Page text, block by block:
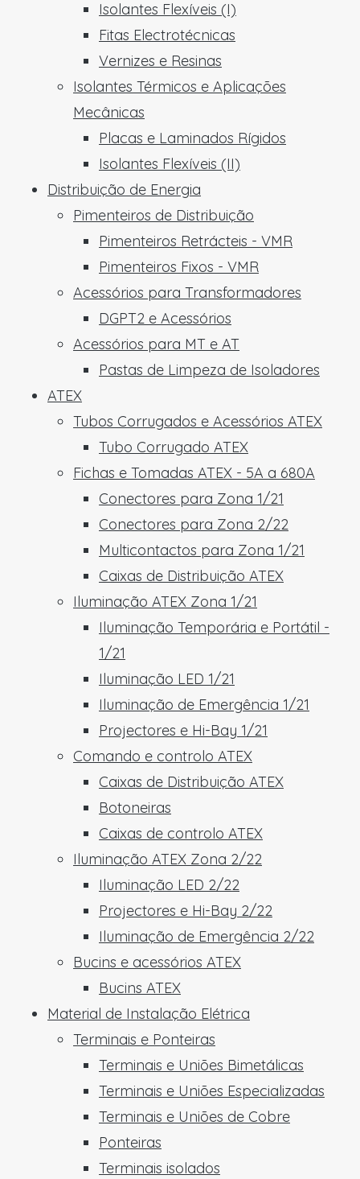
Isolantes Flexíveis (I)
Fitas Electrotécnicas
Vernizes e Resinas
Isolantes Térmicos e Aplicações
Mecânicas
Placas e Laminados Rígidos
Isolantes Flexíveis (II)
Distribuição de Energia
Pimenteiros de Distribuição
Pimenteiros Retrácteis - VMR
Pimenteiros Fixos - VMR
Acessórios para Transformadores
DGPT2 e Acessórios
Acessórios para MT e AT
Pastas de Limpeza de Isoladores
ATEX
Tubos Corrugados e Acessórios ATEX
Tubo Corrugado ATEX
Fichas e Tomadas ATEX - 5A a 680A
Conectores para Zona 1/21
Conectores para Zona 2/22
Multicontactos para Zona 1/21
Caixas de Distribuição ATEX
Iluminação ATEX Zona 1/21
Iluminação Temporária e Portátil -
1/21
Iluminação LED 1/21
Iluminação de Emergência 1/21
Projectores e Hi-Bay 1/21
Comando e controlo ATEX
Caixas de Distribuição ATEX
Botoneiras
Caixas de controlo ATEX
Iluminação ATEX Zona 2/22
Iluminação LED 2/22
Projectores e Hi-Bay 2/22
Iluminação de Emergência 2/22
Bucins e acessórios ATEX
Bucins ATEX
Material de Instalação Elétrica
Terminais e Ponteiras
Terminais e Uniões Bimetálicas
Terminais e Uniões Especializadas
Terminais e Uniões de Cobre
Ponteiras
Terminais isolados